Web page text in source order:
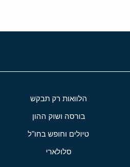
הלוואות רק תבקש
בורסה ושוק ההון
טיולים וחופש בחו"ל
סלולארי